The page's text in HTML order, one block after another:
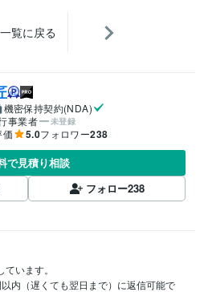
一覧に戻る
機密保持契約(NDA)
事業者
未登録
価 5.0フォロワー238
で見積り相談
フォロー238
います。
内（遅くても翌日まで）に返信可能で